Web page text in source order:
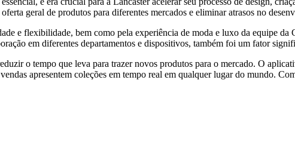
geral de produtos para diferentes mercados e eliminar atrasos no
e flexibilidade, bem como pela experiência de moda e luxo da equipe
em diferentes departamentos e dispositivos, também foi um fator
o tempo que leva para trazer novos produtos para o mercado. O
apresentem coleções em tempo real em qualquer lugar do mundo.